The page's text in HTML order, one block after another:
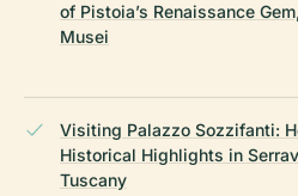
of Pistoia’s Renaissance
Musei
Visiting Palazzo Sozzifanti:
Historical Highlights in
Tuscany